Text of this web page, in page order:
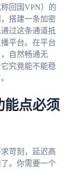
回国VPN）的
搭建一条加密
过这条通道抵
平台。在平台
自然畅通无
究竟能不能稳
能点必须
苛刻，延迟高
。你需要一个